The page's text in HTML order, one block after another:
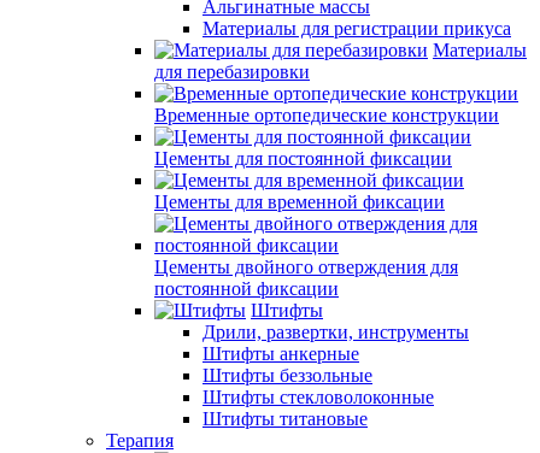
Альгинатные массы
Материалы для регистрации прикуса
Материалы
для перебазировки
Временные ортопедические конструкции
Цементы для постоянной фиксации
Цементы для временной фиксации
Цементы двойного отверждения для
постоянной фиксации
Штифты
Дрили, развертки, инструменты
Штифты анкерные
Штифты беззольные
Штифты стекловолоконные
Штифты титановые
Терапия